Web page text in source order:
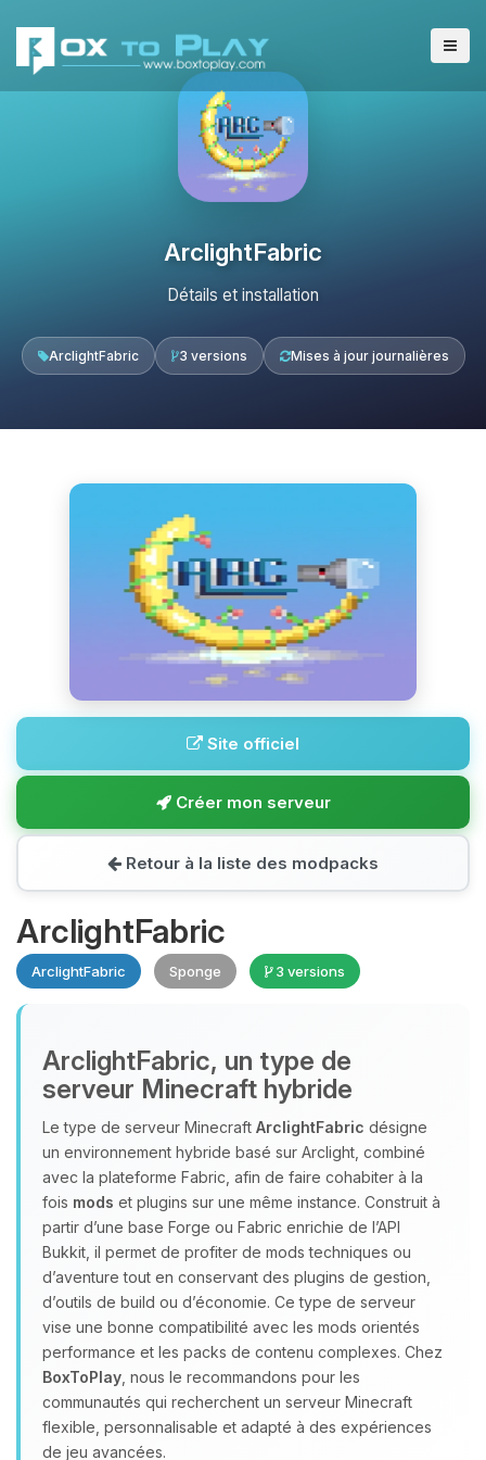
ArclightFabric
Détails et installation
ArclightFabric 3 versions Mises à jour journalières
Site officiel
Créer mon serveur
Retour à la liste des modpacks
ArclightFabric
ArclightFabric Sponge 3 versions
ArclightFabric, un type de
serveur Minecraft hybride
Le type de serveur Minecraft ArclightFabric désigne
un environnement hybride basé sur Arclight, combiné
avec la plateforme Fabric, afin de faire cohabiter à la
fois mods et plugins sur une même instance. Construit à
partir d’une base Forge ou Fabric enrichie de l’API
Bukkit, il permet de profiter de mods techniques ou
d’aventure tout en conservant des plugins de gestion,
d’outils de build ou d’économie. Ce type de serveur
vise une bonne compatibilité avec les mods orientés
performance et les packs de contenu complexes. Chez
BoxToPlay , nous le recommandons pour les
communautés qui recherchent un serveur Minecraft
flexible, personnalisable et adapté à des expériences
de jeu avancées.
Youpi, enfin quelqu’un pour me
parler ! Moi c’est Choupy, ton petit
assistant BoxToPlay. Dis-moi ce dont
tu as besoin et je vais remuer mes
petits circuits pour t’aider.
07/08/2026 à 14:12